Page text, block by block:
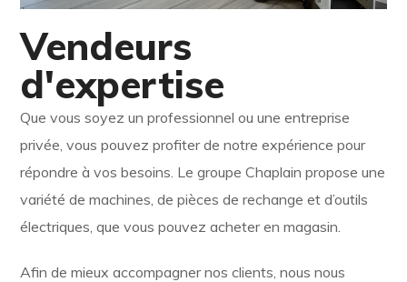
Vendeurs
d'expertise
Que vous soyez un professionnel ou une entreprise
privée, vous pouvez profiter de notre expérience pour
répondre à vos besoins. Le groupe Chaplain propose une
variété de machines, de pièces de rechange et d’outils
électriques, que vous pouvez acheter en magasin.
Afin de mieux accompagner nos clients, nous nous